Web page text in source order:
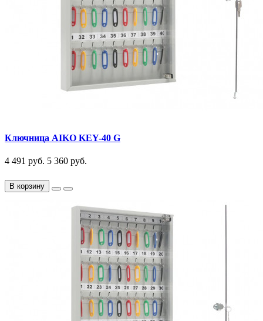
Ключница AIKO KEY-40 G
4 491 руб. 5 360 руб.
В корзину